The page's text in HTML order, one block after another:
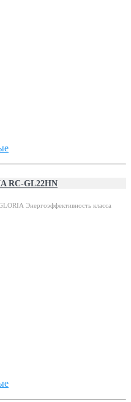
RC-GL22HN
Энергоэффективность класса